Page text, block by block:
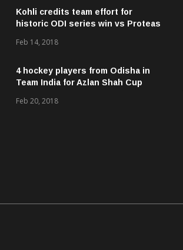
Kohli credits team effort for
historic ODI series win vs Proteas
Feb 14, 2018
4 hockey players from Odisha in
Team India for Azlan Shah Cup
Feb 20, 2018